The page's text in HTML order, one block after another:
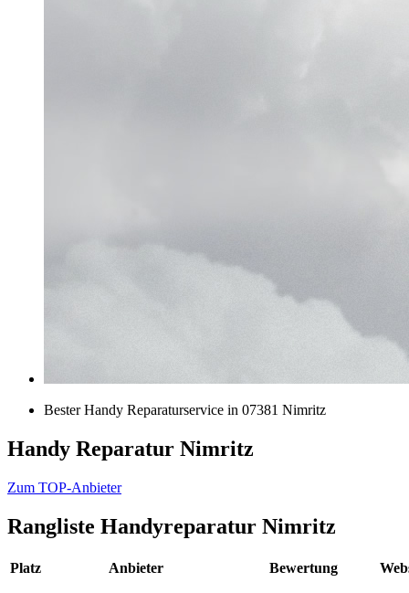
Bester Handy Reparaturservice in 07381 Nimritz
Handy Reparatur Nimritz
Zum TOP-Anbieter
Rangliste Handyreparatur Nimritz
Platz Anbieter Bewertung